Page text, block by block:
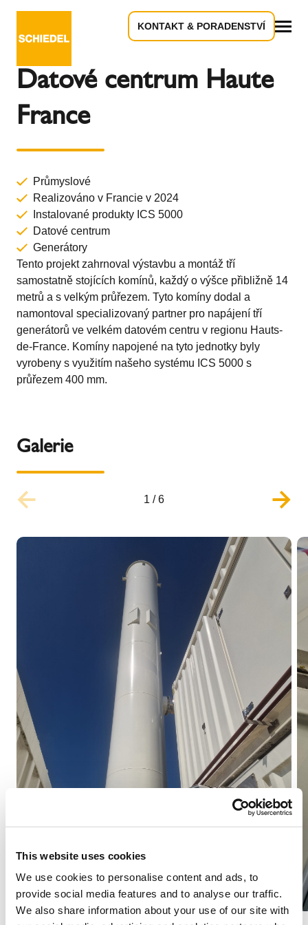
This website uses cookies
We use cookies to personalise content and ads, to
provide social media features and to analyse our traffic.
We also share information about your use of our site with
KONTAKT & PORADENSTVÍ
Datové centrum Haute
France
Průmyslové
Realizováno v Francie v 2024
Instalované produkty ICS 5000
Datové centrum
Generátory
Tento projekt zahrnoval výstavbu a montáž tří
samostatně stojících komínů, každý o výšce přibližně 14
metrů a s velkým průřezem. Tyto komíny dodal a
namontoval specializovaný partner pro napájení tří
generátorů ve velkém datovém centru v regionu Hauts-
de-France. Komíny napojené na tyto jednotky byly
vyrobeny s využitím našeho systému ICS 5000 s
průřezem 400 mm.
Galerie
1 /6